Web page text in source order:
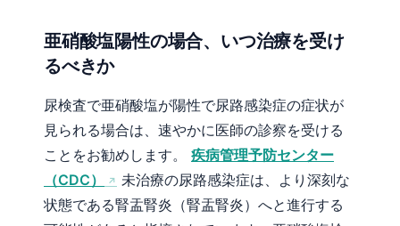
亜硝酸塩陽性の場合、いつ治療を受け
るべきか
尿検査で亜硝酸塩が陽性で尿路感染症の症状が
見られる場合は、速やかに医師の診察を受ける
ことをお勧めします。 疾病管理予防センター
（CDC）
未治療の尿路感染症は、より深刻な
状態である腎盂腎炎（腎盂腎炎）へと進行する